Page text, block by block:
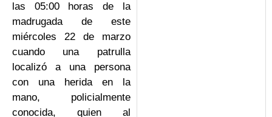
las 05:00 horas de la
madrugada de este
miércoles 22 de marzo
cuando una patrulla
localizó a una persona
con una herida en la
mano, policialmente
conocida, quien al